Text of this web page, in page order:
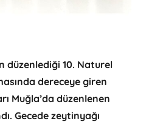
düzenlediği 10. Naturel
dereceye giren
Muğla’da düzenlenen
Gecede zeytinyağı